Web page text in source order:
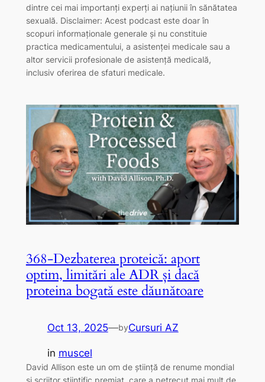
dintre cei mai importanți experți ai națiunii în sănătatea
sexuală. Disclaimer: Acest podcast este doar în
scopuri informaționale generale și nu constituie
practica medicamentului, a asistenței medicale sau a
altor servicii profesionale de asistență medicală,
inclusiv oferirea de sfaturi medicale.
368-Dezbaterea proteică: aport
optim, limitări ale ADR și dacă
proteina bogată este dăunătoare
Oct 13, 2025—byCursuri AZ
in muscel
David Allison este un om de știință de renume mondial
și scriitor științific premiat, care a petrecut mai mult de